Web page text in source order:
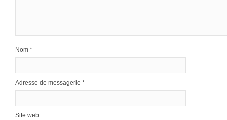
Nom *
Adresse de messagerie *
Site web